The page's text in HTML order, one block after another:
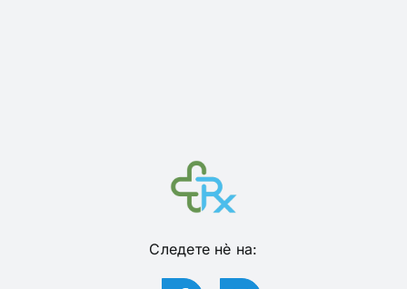
Следете нѐ на: